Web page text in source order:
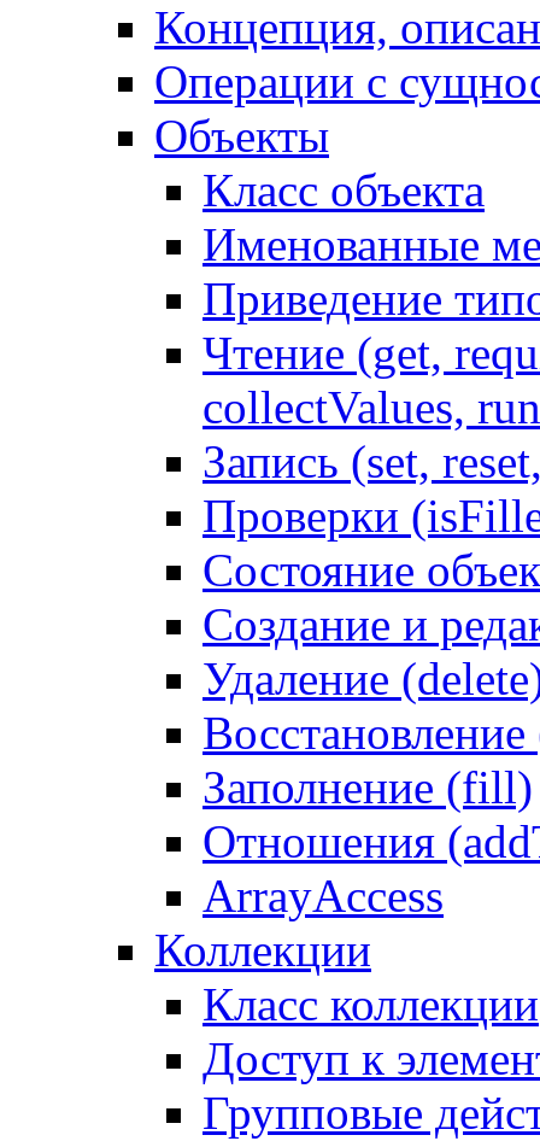
Концепция,
Операции с
Объекты
Класс объекта
Именованные
Приведение
Чтение (get,
collectValues,
Запись (set,
Проверки
Состояние
Создание и
Удаление
Заполнение (fill)
Отношения
ArrayAccess
Коллекции
Класс коллекции
Доступ к
Групповые